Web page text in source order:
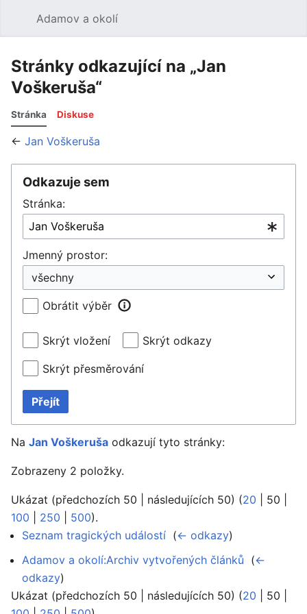
Adamov a okolí
Stránky odkazující na „Jan
Voškeruša“
Stránka Diskuse
← Jan Voškeruša
Odkazuje sem
Stránka:
Jmenný prostor:
Obrátit výběr
Skrýt vložení Skrýt odkazy
Skrýt přesměrování
Přejít
Na Jan Voškeruša odkazují tyto stránky:
Zobrazeny 2 položky.
Ukázat (předchozích 50 následujících 50) (20 50
100
250 500).
Seznam tragických událostí (← odkazy)
Adamov a okolí:Archiv vytvořených článků (←
odkazy)
Ukázat (předchozích 50 následujících 50) (20 50